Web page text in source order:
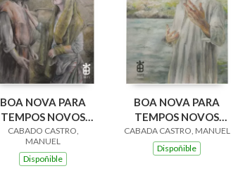
BOA NOVA PARA
TEMPOS NOVOS
(CICLO C)
CABADO CASTRO,
MANUEL
Dispoñible
BOA NOVA PARA
TEMPOS NOVOS
(CICLO B)
CABADA CASTRO, MANUEL
Dispoñible